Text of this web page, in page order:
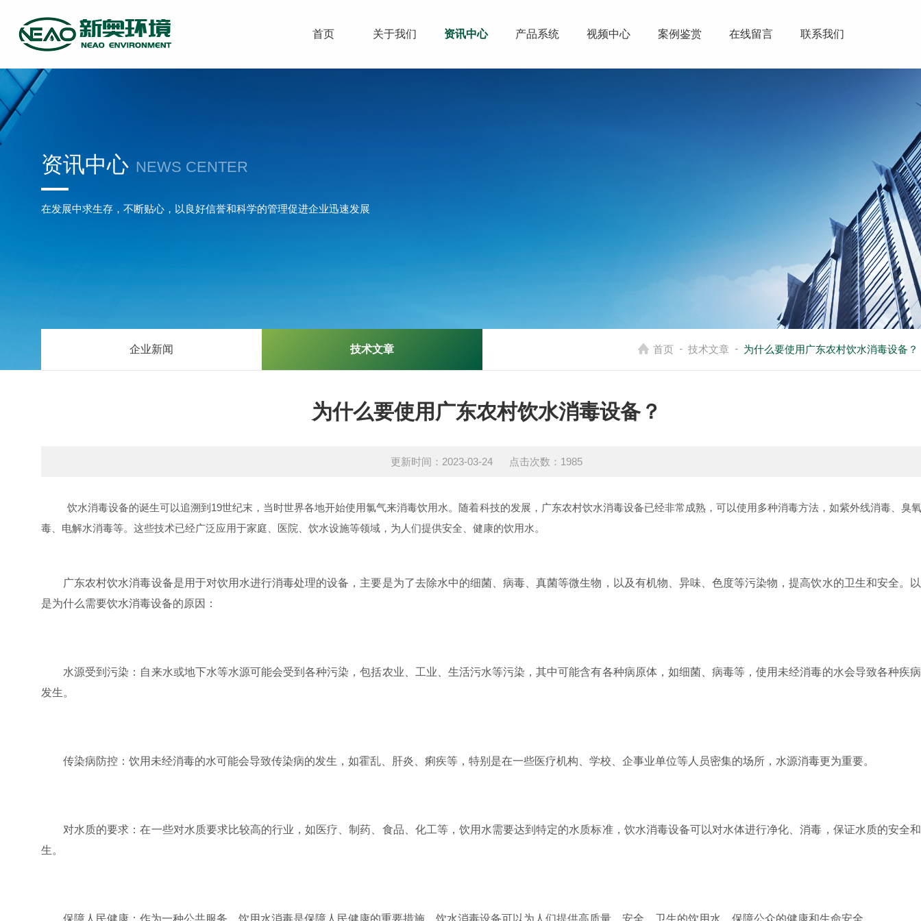
首页 关于我们 资讯中心 产品系统 视频中心 案例鉴赏 在线留言 联系我们
资讯中心 NEWS CENTER
在发展中求生存，不断贴心，以良好信誉和科学的管理促进企业迅速发展
企业新闻 技术文章 首页 - 技术文章 - 为什么要使用广东农村饮水消毒设备？
为什么要使用广东农村饮水消毒设备？
更新时间：2023-03-24 点击次数：1985
饮水消毒设备的诞生可以追溯到19世纪末，当时世界各地开始使用氯气来消毒饮用水。随着科技的发展，广东农村饮水消毒设备已经非常成熟，可以使用多种消毒方法，如紫外线消毒、臭
毒、电解水消毒等。这些技术已经广泛应用于家庭、医院、饮水设施等领域，为人们提供安全、健康的饮用水。
广东农村饮水消毒设备是用于对饮用水进行消毒处理的设备，主要是为了去除水中的细菌、病毒、真菌等微生物，以及有机物、异味、色度等污染物，提高饮水的卫生和安全。
是为什么需要饮水消毒设备的原因：
水源受到污染：自来水或地下水等水源可能会受到各种污染，包括农业、工业、生活污水等污染，其中可能含有各种病原体，如细菌、病毒等，使用未经消毒的水会导致各种疾
发生。
传染病防控：饮用未经消毒的水可能会导致传染病的发生，如霍乱、肝炎、痢疾等，特别是在一些医疗机构、学校、企事业单位等人员密集的场所，水源消毒更为重要。
对水质的要求：在一些对水质要求比较高的行业，如医疗、制药、食品、化工等，饮用水需要达到特定的水质标准，饮水消毒设备可以对水体进行净化、消毒，保证水质的安全
生。
保障人民健康：作为一种公共服务，饮用水消毒是保障人民健康的重要措施，饮水消毒设备可以为人们提供高质量、安全、卫生的饮用水，保障公众的健康和生命安全。